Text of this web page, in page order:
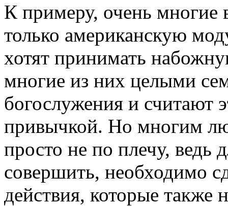
К примеру, очень
только американскую
хотят принимать
многие из них целыми
богослужения и считают
привычкой. Но многим
просто не по плечу, ведь
совершить, необходимо
действия, которые также